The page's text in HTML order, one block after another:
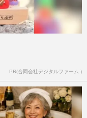
PR(合同会社デジタルファーム )